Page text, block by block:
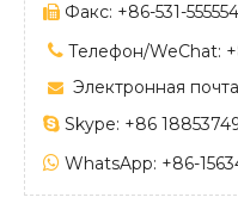
 Факс: +86-531-
 Телефон/WeChat:
 Электронная
 Skype: +86
 WhatsApp: +86-